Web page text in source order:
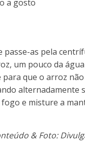
a gosto
passe-as pela
um pouco da
que o arroz
alternadamente
e misture a
& Foto: